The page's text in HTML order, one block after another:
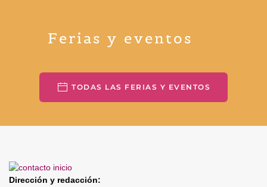
Ferias y eventos
TODAS LAS FERIAS Y EVENTOS
Dirección y redacción: